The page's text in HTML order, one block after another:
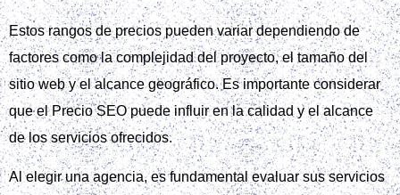
Estos rangos de precios pueden variar dependiendo de
factores como la complejidad del proyecto, el tamaño del
sitio web y el alcance geográfico. Es importante considerar
que el Precio SEO puede influir en la calidad y el alcance
de los servicios ofrecidos.
Al elegir una agencia, es fundamental evaluar sus servicios